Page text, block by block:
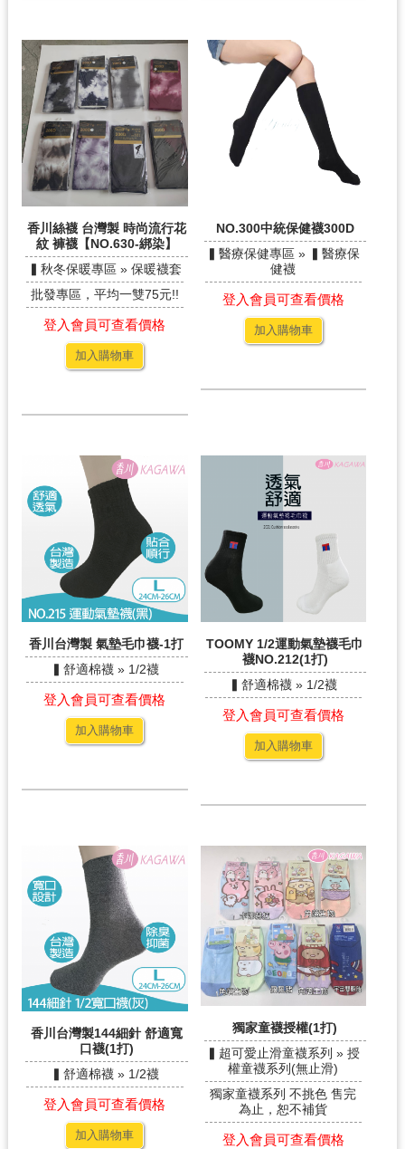
香川絲襪 台灣製 時尚流行花
紋 褲襪【NO.630-綁染】
▍秋冬保暖專區 » 保暖襪套
批發專區，平均一雙75元!!
登入會員可查看價格
加入購物車
NO.300中統保健襪300D
▍醫療保健專區 » ▍醫療保
健襪
登入會員可查看價格
加入購物車
香川台灣製 氣墊毛巾襪-1打
▍舒適棉襪 » 1/2襪
登入會員可查看價格
加入購物車
TOOMY 1/2運動氣墊襪毛巾
襪NO.212(1打)
▍舒適棉襪 » 1/2襪
登入會員可查看價格
加入購物車
香川台灣製144細針 舒適寬
口襪(1打)
▍舒適棉襪 » 1/2襪
登入會員可查看價格
加入購物車
獨家童襪授權(1打)
▍超可愛止滑童襪系列 » 授
權童襪系列(無止滑)
獨家童襪系列 不挑色 售完
為止，恕不補貨
登入會員可查看價格